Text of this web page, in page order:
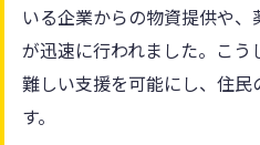
いる企業からの物資提供や
が迅速に行われました。こ
難しい支援を可能にし、住
す。